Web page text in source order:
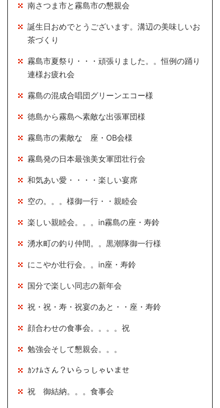
南さつま市と霧島市の懇親会
誕生日おめでとうございます。溝辺の美味しいお
茶づくり
霧島市夏祭り・・・頑張りました。。恒例の踊り
連様お疲れ会
霧島の混成合唱団グリーンエコー様
徳島から霧島へ素敵な出張軍団様
霧島市の素敵な 座・OB会様
霧島発の日本最強美女軍団壮行会
和気あい愛・・・・楽しい宴席
空の。。。様御一行・・親睦会
楽しい親睦会。。。in霧島の座・寿鈴
湧水町の釣り仲間。。黒潮隊御一行様
にこやか壮行会。。in座・寿鈴
国分で楽しい同志の新年会
祝・祝・寿・祝宴のあと・・座・寿鈴
顔合わせの食事会。。。。祝
勉強会そして懇親会。。。
ｶﾝﾅﾑさん？いらっしゃいませ
祝 御結納。。。食事会